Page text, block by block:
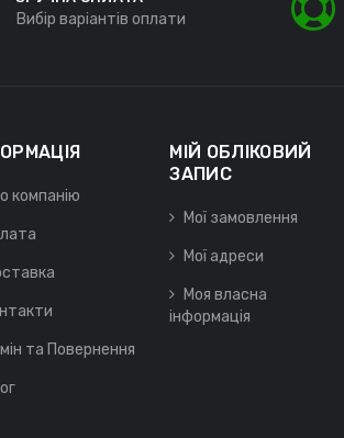
Вибір варіантів оплати
компанію
та Повернення
МІЙ ОБЛІКОВИЙ
ЗАПИС
Мої замовлення
Мої адреси
Моя власна
інформація